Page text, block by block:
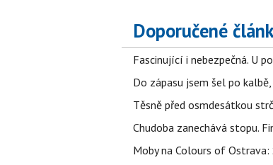
Doporučené
Fascinující i nebezpečná. U
Do zápasu jsem šel po
Těsně před osmdesátkou
Chudoba zanechává stopu.
Moby na Colours of